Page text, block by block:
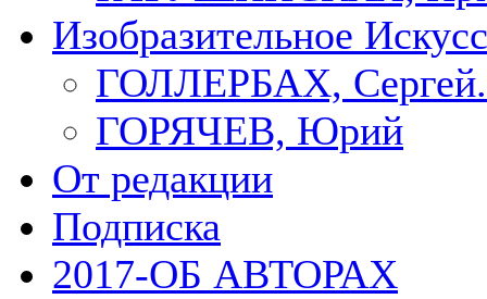
Изобразительное
ГОЛЛЕРБАХ, Сергей.
ГОРЯЧЕВ, Юрий
От редакции
Подписка
2017-ОБ АВТОРАХ